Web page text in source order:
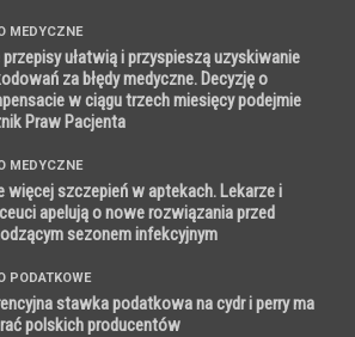
MEDYCZNE
ułatwią i przyspieszą uzyskiwanie
za błędy medyczne. Decyzję o
w ciągu trzech miesięcy podejmie
Praw Pacjenta
MEDYCZNE
więcej szczepień w aptekach. Lekarze i
apelują o nowe rozwiązania przed
sezonem infekcyjnym
PODATKOWE
stawka podatkowa na cydr i perry ma
polskich producentów